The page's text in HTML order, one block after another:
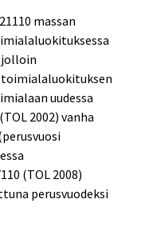
massan
jolloin
toimialaluokituksen
uudessa
2002) vanha
(TOL 2008)
perusvuodeksi